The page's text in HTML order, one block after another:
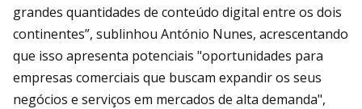
grandes quantidades de conteúdo digital entre os dois
continentes”, sublinhou António Nunes, acrescentando
que isso apresenta potenciais "oportunidades para
empresas comerciais que buscam expandir os seus
negócios e serviços em mercados de alta demanda",